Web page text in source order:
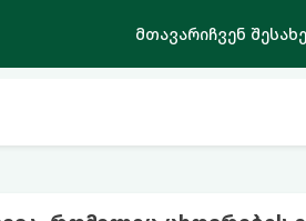
მთავარიჩვენ